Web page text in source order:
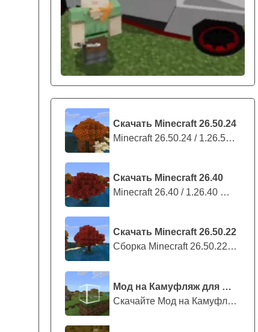
Скачать Minecraft 26.50.24
Minecraft 26.50.24 / 1.26.50.24 предс...
Скачать Minecraft 26.40
Minecraft 26.40 / 1.26.40 — стабильны...
Скачать Minecraft 26.50.22
Сборка Minecraft 26.50.22 / 1.26.50.2...
Мод на Камуфляж для Майнкрафт ПЕ
Скачайте Мод на Камуфляж на Майнкрафт...